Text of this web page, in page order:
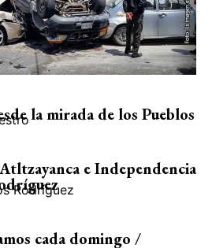
la mirada de los Pueblos
e Independencia
Rodríguez
cada domingo /